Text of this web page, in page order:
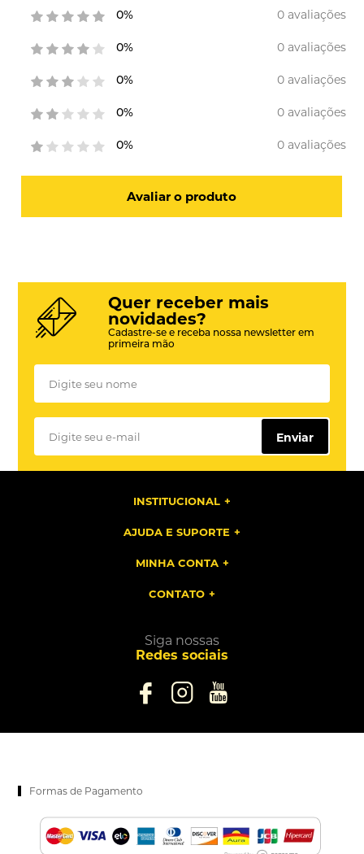
0% 0 avaliações
0% 0 avaliações
0% 0 avaliações
0% 0 avaliações
0% 0 avaliações
Avaliar o produto
Quer receber mais
novidades?
Cadastre-se e receba nossa newsletter em
primeira mão
Enviar
INSTITUCIONAL
AJUDA E SUPORTE
MINHA CONTA
CONTATO
Siga nossas
Redes sociais
Formas de Pagamento